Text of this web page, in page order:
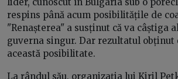
respins până acum posibilitățile de
"Renașterea" a susținut că va câștiga
guverna singur. Dar rezultatul obținut
această posibilitate.
La rândul său, organizația lui Kiril